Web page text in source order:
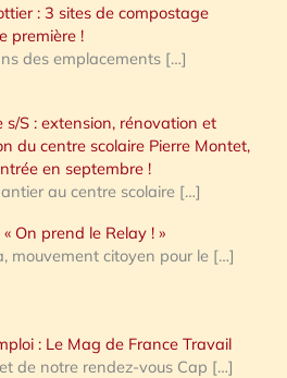
: 3 sites de compostage
première !
des emplacements […]
s/S : extension, rénovation et
du centre scolaire Pierre Montet,
en septembre !
au centre scolaire […]
On prend le Relay ! »
mouvement citoyen pour le […]
: Le Mag de France Travail
de notre rendez-vous Cap […]